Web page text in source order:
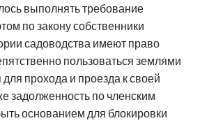
выполнять требование
по закону собственники
садоводства имеют право
пользоваться землями
прохода и проезда к своей
задолженность по членским
основанием для блокировки